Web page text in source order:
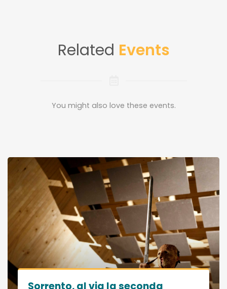
Related Events
You might also love these events.
Sorrento, al via la seconda